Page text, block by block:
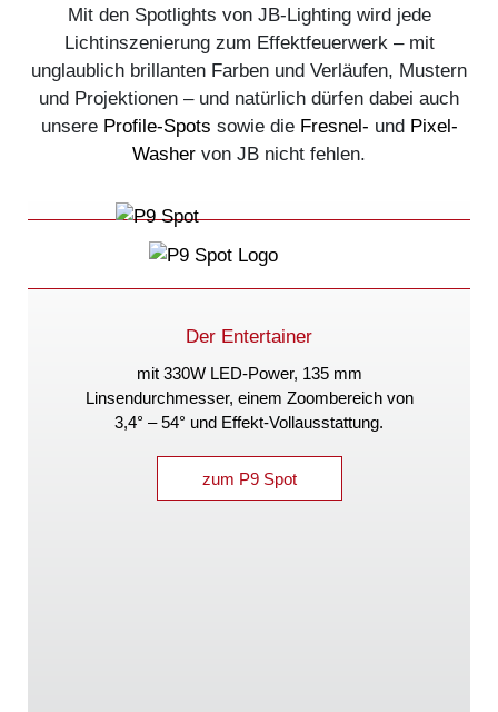
Mit den Spotlights von JB-Lighting wird jede
Lichtinszenierung zum Effektfeuerwerk – mit
unglaublich brillanten Farben und Verläufen, Mustern
und Projektionen – und natürlich dürfen dabei auch
unsere Profile-Spots sowie die Fresnel- und Pixel-
Washer von JB nicht fehlen.
Der Entertainer
mit 330W LED-Power, 135 mm
Linsendurchmesser, einem Zoombereich von
3,4° – 54° und Effekt-Vollausstattung.
zum P9 Spot